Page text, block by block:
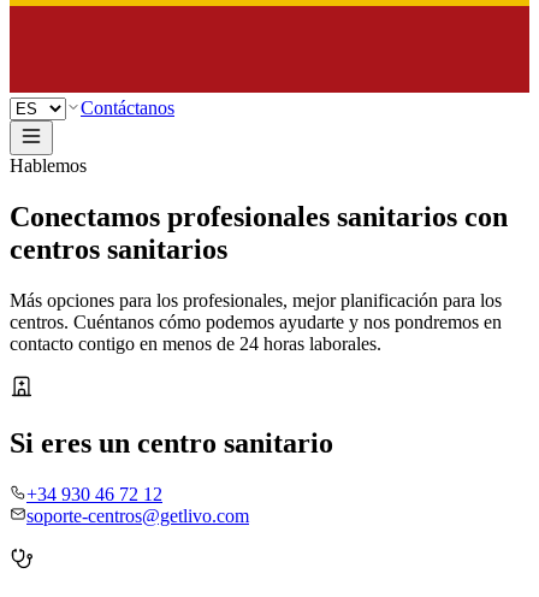
Contáctanos
Hablemos
Conectamos profesionales sanitarios con
centros sanitarios
Más opciones para los profesionales, mejor planificación para los
centros. Cuéntanos cómo podemos ayudarte y nos pondremos en
contacto contigo en menos de 24 horas laborales.
Si eres un centro sanitario
+34 930 46 72 12
soporte-centros@getlivo.com